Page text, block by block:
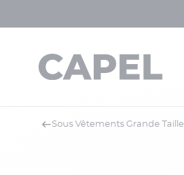
Sous Vêtements Grande Taille